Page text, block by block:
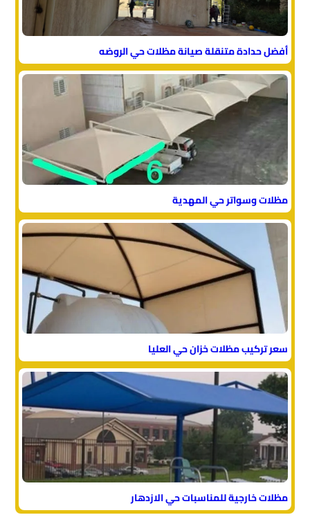
أفضل حدادة متنقلة صيانة مظلات حي الروضه
مظلات وسواتر حي المهدية
سعر تركيب مظلات خزان حي العليا
مظلات خارجية للمناسبات حي الازدهار